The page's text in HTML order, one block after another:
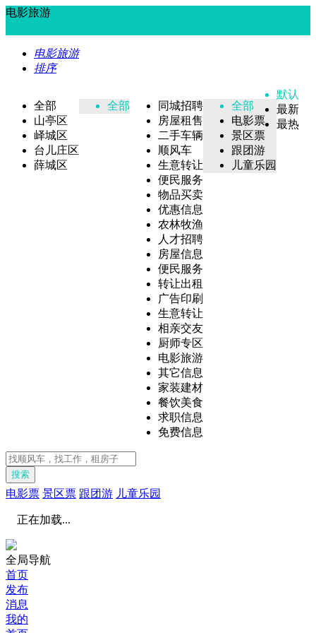
电影旅游
电影旅游
排序
全部
山亭区
峄城区
台儿庄区
薛城区
全部
同城招聘
房屋租售
二手车辆
顺风车
生意转让
便民服务
物品买卖
优惠信息
农林牧渔
人才招聘
房屋信息
便民服务
转让出租
广告印刷
生意转让
相亲交友
厨师专区
电影旅游
其它信息
家装建材
餐饮美食
求职信息
免费信息
全部
电影票
景区票
跟团游
儿童乐园
默认
最新
最热
搜索
电影票 景区票 跟团游 儿童乐园
正在加载...
全局导航
首页
发布
消息
我的